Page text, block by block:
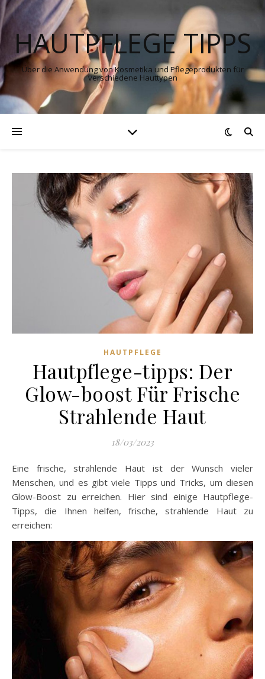
HAUTPFLEGE TIPPS
Über die Anwendung von Kosmetika und Pflegeprodukten für
verschiedene Hauttypen
HAUTPFLEGE
Hautpflege-tipps: Der
Glow-boost Für Frische
Strahlende Haut
18/03/2023
Eine frische, strahlende Haut ist der Wunsch vieler
Menschen, und es gibt viele Tipps und Tricks, um diesen
Glow-Boost zu erreichen. Hier sind einige Hautpflege-
Tipps, die Ihnen helfen, frische, strahlende Haut zu
erreichen: